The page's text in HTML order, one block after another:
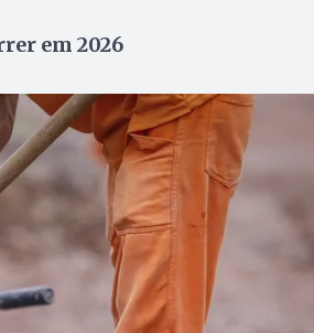
em 2026